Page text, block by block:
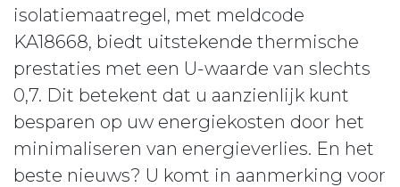
isolatiemaatregel, met meldcode
KA18668, biedt uitstekende thermische
prestaties met een U-waarde van slechts
0,7. Dit betekent dat u aanzienlijk kunt
besparen op uw energiekosten door het
minimaliseren van energieverlies. En het
beste nieuws? U komt in aanmerking voor